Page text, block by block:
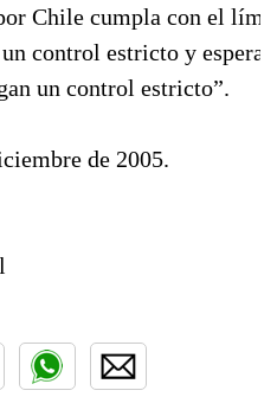
Chile cumpla con el
control estricto y
un control estricto”.
de 2005.